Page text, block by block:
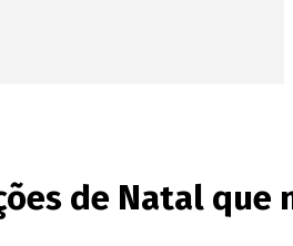
de Natal que